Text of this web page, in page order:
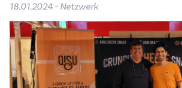
18.01.2024 - Netzwerk